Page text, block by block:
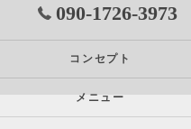
090-1726-3973
コンセプト
メニュー